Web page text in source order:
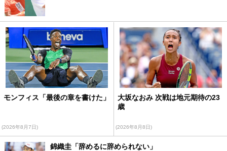
モンフィス「最後の章を書けた」
(2026年8月7日)
大坂なおみ 次戦は地元期待の23
歳
(2026年8月8日)
錦織圭「辞めるに辞められない」